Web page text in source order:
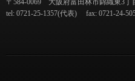
〒584-0069 大阪府富田林市錦織東3丁
tel: 0721-25-1357(代表) fax: 0721-24-